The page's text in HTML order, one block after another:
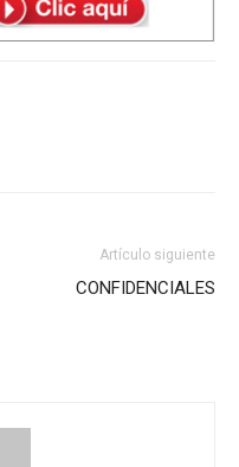
Artículo siguiente
CONFIDENCIALES